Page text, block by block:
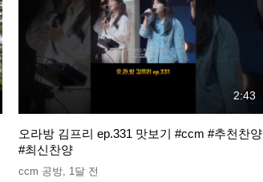
2:43
오라방 김프리 ep.331 맛보기 #ccm #추천찬양
#최신찬양
ccm 공방, 1달 전